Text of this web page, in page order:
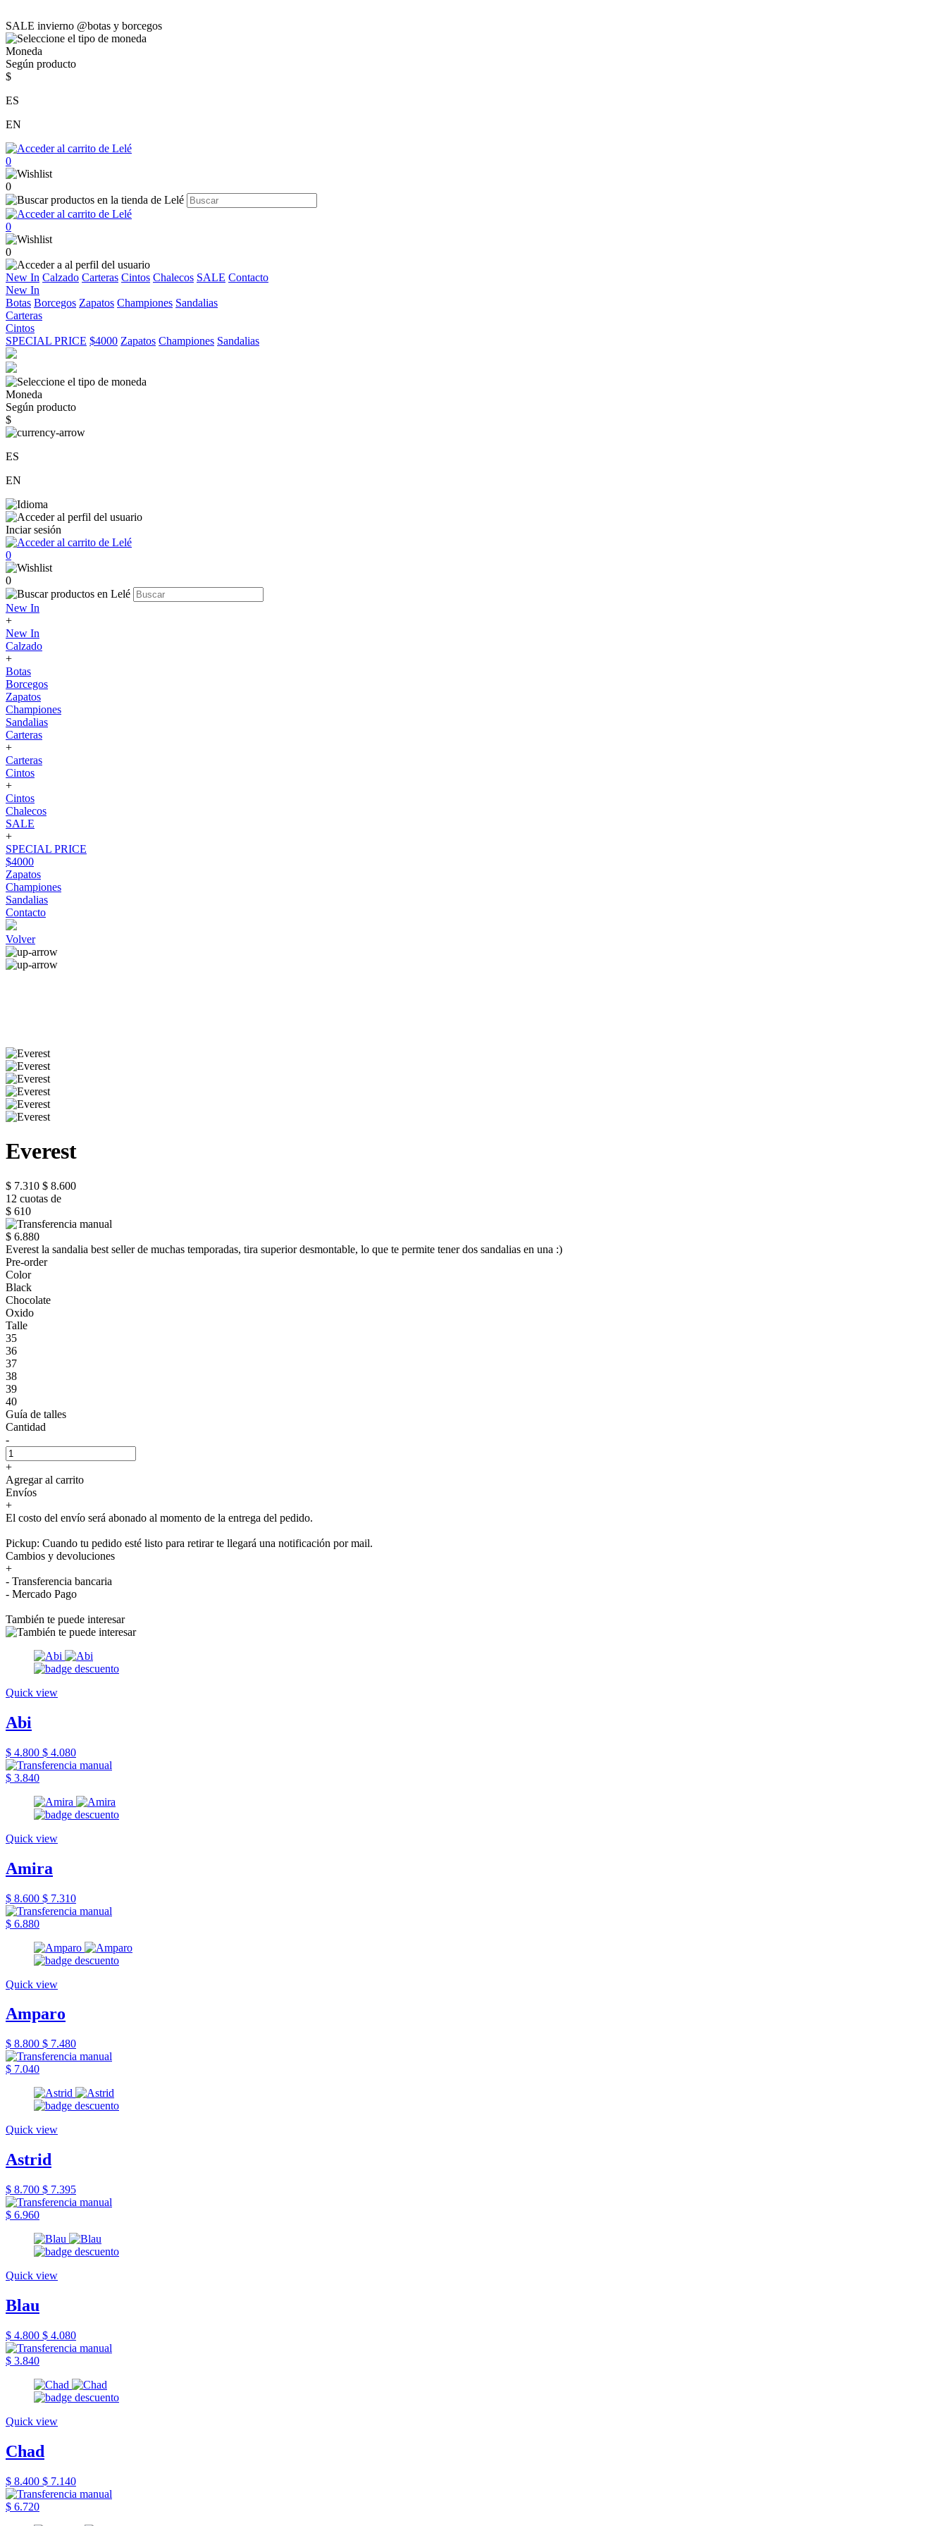
SALE invierno @botas y borcegos
Moneda
Según producto
$
ES
EN
0
0
0
0
New In Calzado Carteras Cintos Chalecos SALE Contacto
New In
Botas Borcegos Zapatos Championes Sandalias
Carteras
Cintos
SPECIAL PRICE $4000 Zapatos Championes Sandalias
Moneda
Según producto
$
ES
EN
Inciar sesión
0
0
New In
+
New In
Calzado
+
Botas
Borcegos
Zapatos
Championes
Sandalias
Carteras
+
Carteras
Cintos
+
Cintos
Chalecos
SALE
+
SPECIAL PRICE
$4000
Zapatos
Championes
Sandalias
Contacto
Volver
Everest
$ 7.310 $ 8.600
12 cuotas de
$ 610
$ 6.880
Everest la sandalia best seller de muchas temporadas, tira superior desmontable, lo que te permite tener dos sandalias en una :)
Pre-order
Color
Black
Chocolate
Oxido
Talle
35
36
37
38
39
40
Guía de talles
Cantidad
-
+
Agregar al carrito
Envíos
+
El costo del envío será abonado al momento de la entrega del pedido.
Pickup: Cuando tu pedido esté listo para retirar te llegará una notificación por mail.
Cambios y devoluciones
+
- Transferencia bancaria
- Mercado Pago
También te puede interesar
Quick view
Abi
$ 4.800 $ 4.080
$ 3.840
Quick view
Amira
$ 8.600 $ 7.310
$ 6.880
Quick view
Amparo
$ 8.800 $ 7.480
$ 7.040
Quick view
Astrid
$ 8.700 $ 7.395
$ 6.960
Quick view
Blau
$ 4.800 $ 4.080
$ 3.840
Quick view
Chad
$ 8.400 $ 7.140
$ 6.720